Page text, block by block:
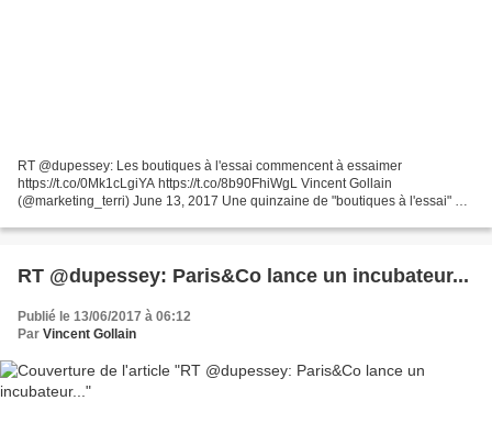
RT @dupessey: Les boutiques à l'essai commencent à essaimer
https://t.co/0Mk1cLgiYA https://t.co/8b90FhiWgL Vincent Gollain
(@marketing_terri) June 13, 2017 Une quinzaine de "boutiques à l'essai" ont
RT @dupessey: Paris&Co lance un incubateur...
Publié le 13/06/2017 à 06:12
Par Vincent Gollain